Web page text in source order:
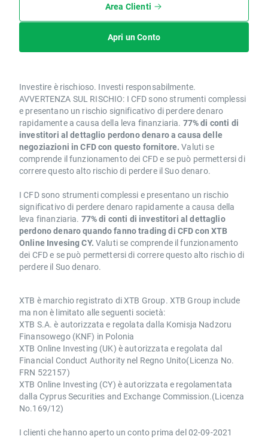
Area Clienti
Apri un Conto
Investire è rischioso. Investi responsabilmente.
AVVERTENZA SUL RISCHIO: I CFD sono strumenti complessi
e presentano un rischio significativo di perdere denaro
rapidamente a causa della leva finanziaria. 77% di conti di
investitori al dettaglio perdono denaro a causa delle
negoziazioni in CFD con questo fornitore. Valuti se
comprende il funzionamento dei CFD e se può permettersi di
correre questo alto rischio di perdere il Suo denaro.
I CFD sono strumenti complessi e presentano un rischio
significativo di perdere denaro rapidamente a causa della
leva finanziaria. 77% di conti di investitori al dettaglio
perdono denaro quando fanno trading di CFD con XTB
Online Invesing CY. Valuti se comprende il funzionamento
dei CFD e se può permettersi di correre questo alto rischio di
perdere il Suo denaro.
XTB è marchio registrato di XTB Group. XTB Group include
ma non è limitato alle seguenti società:
XTB S.A. è autorizzata e regolata dalla Komisja Nadzoru
Finansowego (KNF) in Polonia
XTB Online Investing (UK) è autorizzata e regolata dal
Financial Conduct Authority nel Regno Unito(Licenza No.
FRN 522157)
XTB Online Investing (CY) è autorizzata e regolamentata
dalla Cyprus Securities and Exchange Commission.(Licenza
No.169/12)
I clienti che hanno aperto un conto prima del 02-09-2021